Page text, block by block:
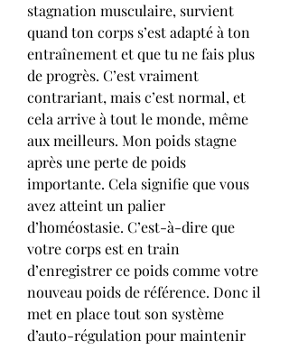
stagnation musculaire, survient
quand ton corps s’est adapté à ton
entraînement et que tu ne fais plus
de progrès. C’est vraiment
contrariant, mais c’est normal, et
cela arrive à tout le monde, même
aux meilleurs. Mon poids stagne
après une perte de poids
importante. Cela signifie que vous
avez atteint un palier
d’homéostasie. C’est-à-dire que
votre corps est en train
d’enregistrer ce poids comme votre
nouveau poids de référence. Donc il
met en place tout son système
d’auto-régulation pour maintenir